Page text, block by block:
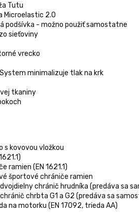
Tutu
Microelastic 2.0
podšívka - možno použiť samostatne
sieťoviny
vrecko
minimalizuje tlak na krk
tkaniny
s kovovou vložkou
ramien (EN 1621.1)
športové chrániče ramien
chránič hrudníka (predáva sa
chrbta G1 a G2 (predáva sa
na motorku (EN 17092, trieda AA)